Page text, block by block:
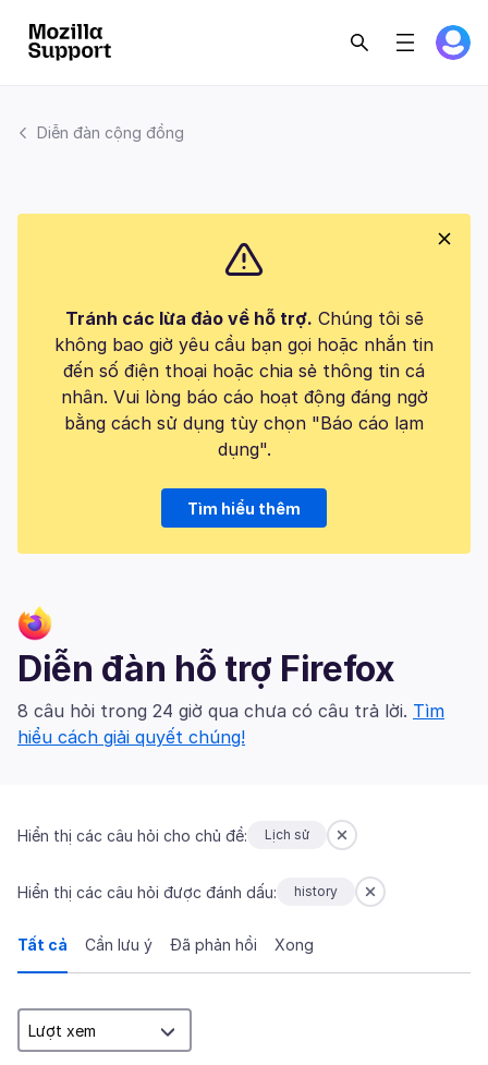
Diễn đàn cộng đồng
Tránh các lừa đảo về hỗ trợ. Chúng tôi sẽ
không bao giờ yêu cầu bạn gọi hoặc nhắn tin
đến số điện thoại hoặc chia sẻ thông tin cá
nhân. Vui lòng báo cáo hoạt động đáng ngờ
bằng cách sử dụng tùy chọn "Báo cáo lạm
dụng".
Tìm hiểu thêm
Diễn đàn hỗ trợ Firefox
8 câu hỏi trong 24 giờ qua chưa có câu trả lời. Tìm
hiểu cách giải quyết chúng!
Hiển thị các câu hỏi cho chủ đề: Lịch sử
Hiển thị các câu hỏi được đánh dấu: history
Tất cả Cần lưu ý Đã phản hồi Xong